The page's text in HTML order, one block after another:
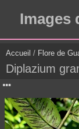
Images
Accueil / Flore de
Diplazium